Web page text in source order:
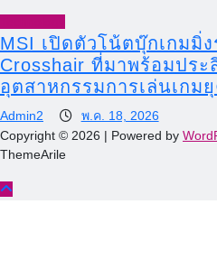
MSI เปิดตัวโน้ตบุ๊กเกมมิ่
Crosshair ที่มาพร้อมปร
อุตสาหกรรมการเล่นเกม
Admin2
พ.ค. 18, 2026
Copyright © 2026 | Powered by
ThemeArile